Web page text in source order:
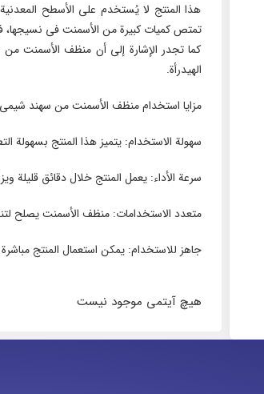
هذا المنتج لا يُستخدم على الأسطح
تمتص كميات كبيرة من الأسمنت في نسيجها،
كما تجدر الإشارة إلى أن منظف الأسمنت
الهيدرأة.
مزايا استخدام منظف الأسمنت من سهند شیمی
سهولة الاستخدام: يتميز هذا المنتج بسهولة
سرعة الأداء: يعمل المنتج خلال دقائق قليلة
متعدد الاستخدامات: منظف الأسمنت يصلح
جاهز للاستخدام: يمكن استعمال المنتج
هیچ آیتمی موجود نیست